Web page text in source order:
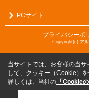
PCサイト
プライバシーポ
Copyright(c) ア
当サイトでは、お客様の当
して、クッキー（Cookie）を
詳しくは、当社の 「Cookie